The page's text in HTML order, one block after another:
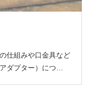
仕組みや口金具など
ダプター）につ…